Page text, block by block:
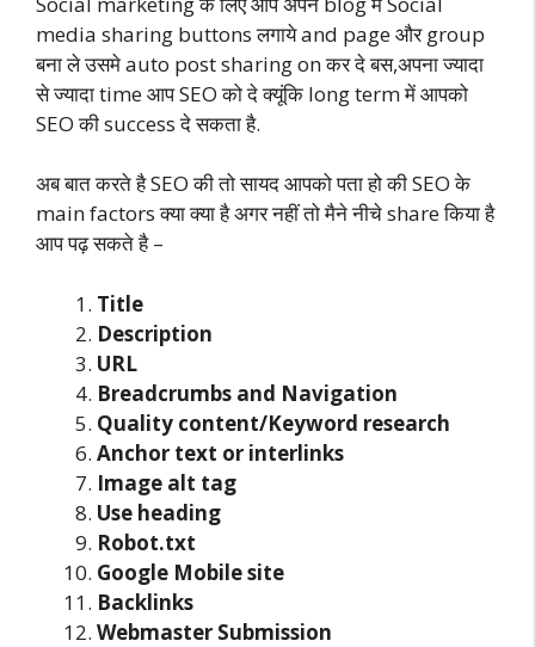
media sharing buttons लगाये and page और group
बना ले उसमे auto post sharing on कर दे बस,अपना ज्यादा
से ज्यादा time आप SEO को दे क्यूंकि long term में आपको
SEO की success दे सकता है.
अब बात करते है SEO की तो सायद आपको पता हो की SEO के
main factors क्या क्या है अगर नहीं तो मैने नीचे share किया है
आप पढ़ सकते है –
Title
Description
URL
Breadcrumbs and Navigation
Quality content/Keyword research
Anchor text or interlinks
Image alt tag
Use heading
Robot.txt
Google Mobile site
Backlinks
Webmaster Submission